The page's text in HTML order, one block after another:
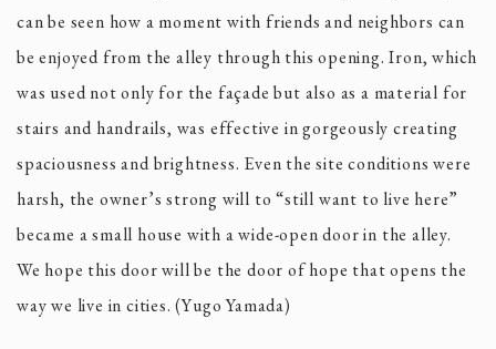
can be seen how a moment with friends and neighbors can
be enjoyed from the alley through this opening. Iron, which
was used not only for the façade but also as a material for
stairs and handrails, was effective in gorgeously creating
spaciousness and brightness. Even the site conditions were
harsh, the owner’s strong will to “still want to live here”
became a small house with a wide-open door in the alley.
We hope this door will be the door of hope that opens the
way we live in cities. (Yugo Yamada)